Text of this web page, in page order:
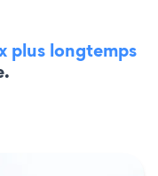
plus longtemps